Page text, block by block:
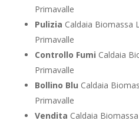
Primavalle
Pulizia Caldaia Biomassa
Primavalle
Controllo Fumi Caldaia
Primavalle
Bollino Blu Caldaia
Primavalle
Vendita Caldaia